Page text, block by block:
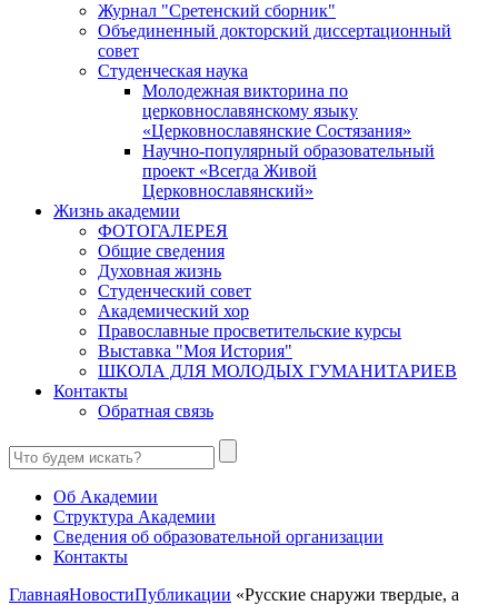
Журнал "Сретенский сборник"
Объединенный докторский диссертационный
совет
Студенческая наука
Молодежная викторина по
церковнославянскому языку
«Церковнославянские Состязания»
Научно-популярный образовательный
проект «Всегда Живой
Церковнославянский»
Жизнь академии
ФОТОГАЛЕРЕЯ
Общие сведения
Духовная жизнь
Студенческий совет
Академический хор
Православные просветительские курсы
Выставка "Моя История"
ШКОЛА ДЛЯ МОЛОДЫХ ГУМАНИТАРИЕВ
Контакты
Обратная связь
Об Академии
Структура Академии
Сведения об образовательной организации
Контакты
ГлавнаяНовостиПубликации «Русские снаружи твердые, а